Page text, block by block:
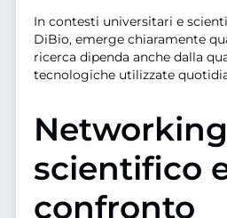
In contesti universitari e
DiBio, emerge chiaramente
ricerca dipenda anche dalla
tecnologiche utilizzate
Networking
scientifico
confronto